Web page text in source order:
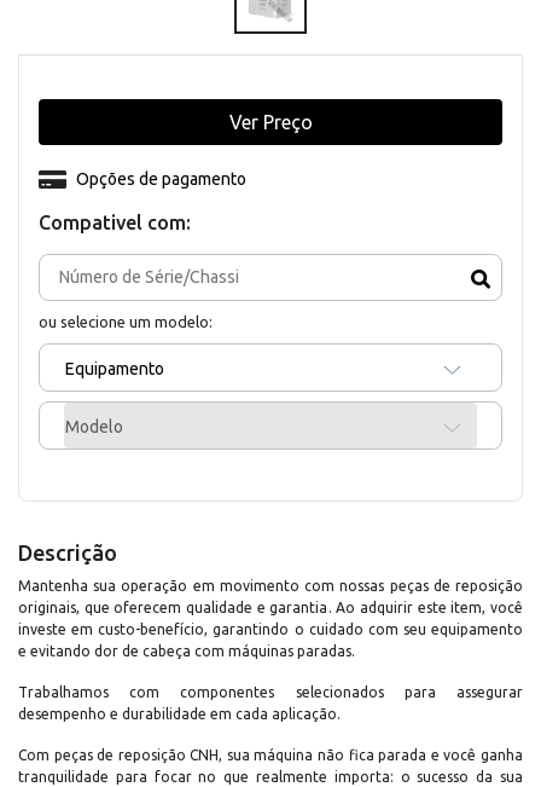
Compativel com:
ou selecione um modelo:
Equipamento
Modelo
Opções de pagamento
Ver Preço
Descrição
Mantenha sua operação em movimento com nossas peças de reposição
originais, que oferecem qualidade e garantia. Ao adquirir este item, você
investe em custo-benefício, garantindo o cuidado com seu equipamento
e evitando dor de cabeça com máquinas paradas.
Trabalhamos com componentes selecionados para assegurar
desempenho e durabilidade em cada aplicação.
Com peças de reposição CNH, sua máquina não fica parada e você ganha
tranquilidade para focar no que realmente importa: o sucesso da sua